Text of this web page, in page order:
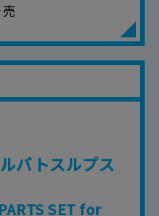
バトスルプス
SET for